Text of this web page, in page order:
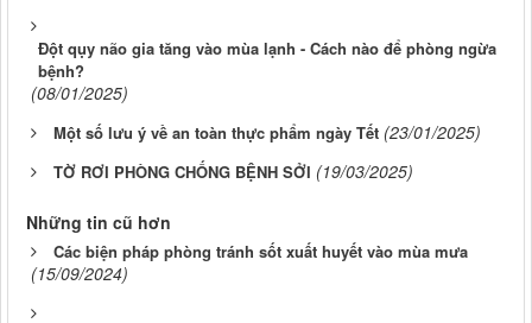
Đột qụy não gia tăng vào mùa lạnh - Cách nào để phòng ngừa
bệnh?
(08/01/2025)
Một số lưu ý về an toàn thực phẩm ngày Tết (23/01/2025)
TỜ RƠI PHÒNG CHỐNG BỆNH SỞI (19/03/2025)
Những tin cũ hơn
Các biện pháp phòng tránh sốt xuất huyết vào mùa mưa
(15/09/2024)